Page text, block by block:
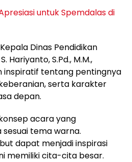
untuk Spemdalas di
Dinas Pendidikan
Hariyanto, S.Pd., M.M.,
inspiratif tentang pentingnya
serta karakter
depan.
acara yang
tema warna.
dapat menjadi inspirasi
memiliki cita-cita besar.